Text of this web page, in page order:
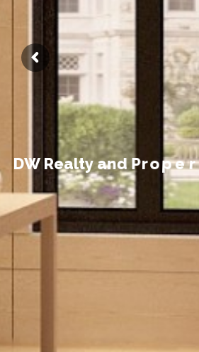
DW Realtyand Propert